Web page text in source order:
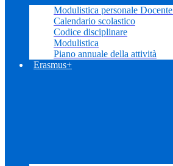
Modulistica personale
Calendario scolastico
Codice disciplinare
Modulistica
Piano annuale della attività
Erasmus+